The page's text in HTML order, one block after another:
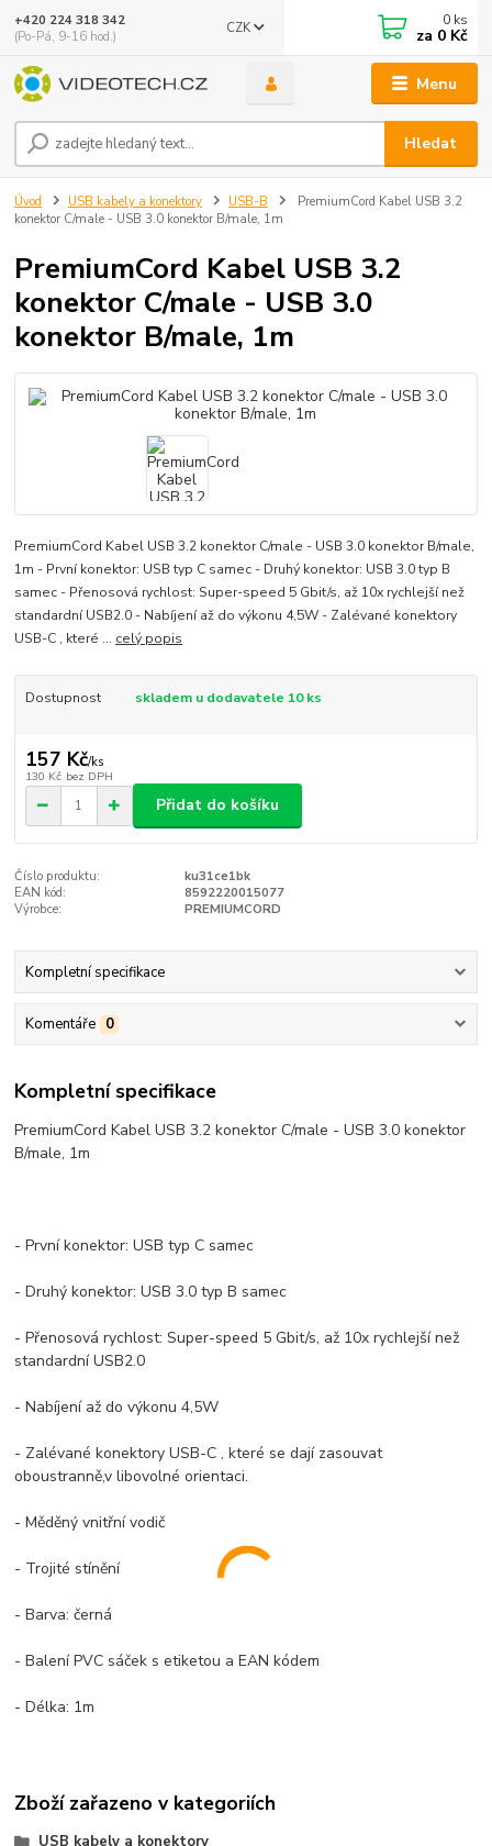
Menu
CZK
Hledat
+420 224 318 342
(Po-Pá, 9-16 hod.)
0 ks
za 0 Kč
Úvod USB kabely a konektory USB-B
PremiumCord Kabel USB 3.2
konektor C/male - USB 3.0 konektor B/male, 1m
PremiumCord Kabel USB 3.2
konektor C/male - USB 3.0
konektor B/male, 1m
PremiumCord Kabel USB 3.2 konektor C/male - USB 3.0 konektor B/male,
1m - První konektor: USB typ C samec - Druhý konektor: USB 3.0 typ B
samec - Přenosová rychlost: Super-speed 5 Gbit/s, až 10x rychlejší než
standardní USB2.0 - Nabíjení až do výkonu 4,5W - Zalévané konektory
USB-C , které ... celý popis
Dostupnost skladem u dodavatele 10 ks
157 Kč/ks
130 Kč bez DPH
Přidat do košíku
Číslo produktu:
ku31ce1bk
EAN kód:
8592220015077
Výrobce:
PREMIUMCORD
Kompletní specifikace
Komentáře 0
Kompletní specifikace
PremiumCord Kabel USB 3.2 konektor C/male - USB 3.0 konektor
B/male, 1m
- První konektor: USB typ C samec
- Druhý konektor: USB 3.0 typ B samec
- Přenosová rychlost: Super-speed 5 Gbit/s, až 10x rychlejší než
standardní USB2.0
- Nabíjení až do výkonu 4,5W
- Zalévané konektory USB-C , které se dají zasouvat
oboustranně,v libovolné orientaci.
- Měděný vnitřní vodič
- Trojité stínění
- Barva: černá
- Balení PVC sáček s etiketou a EAN kódem
- Délka: 1m
Zboží zařazeno v kategoriích
USB kabely a konektory